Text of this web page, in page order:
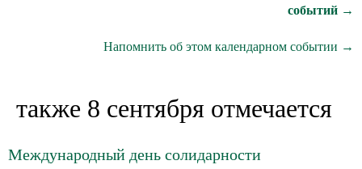
событий →
Напомнить об этом календарном событии →
также 8 сентября отмечается
Международный день солидарности